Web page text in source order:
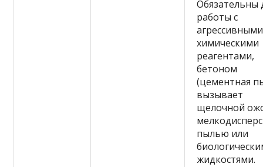
Обязательны
работы с
агрессивными
химическими
реагентами,
бетоном
(цементная
вызывает
щелочной
пылью или
жидкостями.